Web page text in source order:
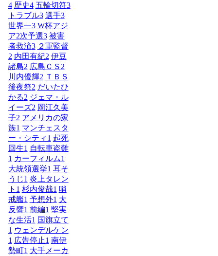
4 歴史4 五輪切符3
トラブル3 選手3
世界一3 W杯アジ
ア2次予選3 被害
者救済3 ２軍監督
2 内田有紀2 伊豆
諸島2 広島ＣＳ 2
川内優輝2 ＴＢＳ
後夜祭2 だいたひ
かる2 ジェマ・ル
イーズ2 岡江久美
子2 アメリカの家
族1 マンチェスタ
ー・シティ 1 起死
回生1 自転車盗難
1 カーフィルム1
大統領選挙1 耳そ
うじ1 炎上タレン
ト 1 杉内俊哉1 哨
戒艦1 予想外1 大
反響1 前編1 堅実
な生活1 国旗立て
1 ウェンデルケン
1 広告停止1 南伊
勢町1 大手メーカ